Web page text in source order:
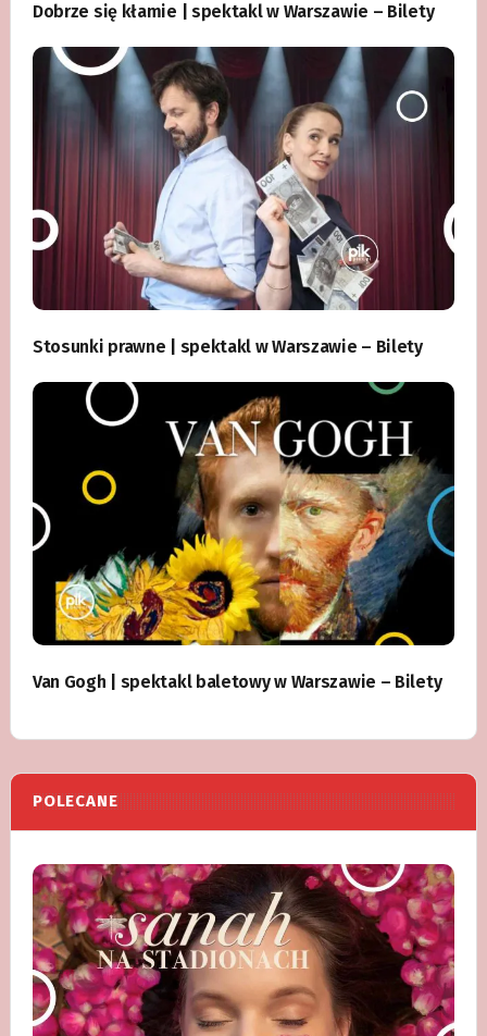
Dobrze się kłamie | spektakl w Warszawie – Bilety
Stosunki prawne | spektakl w Warszawie – Bilety
Van Gogh | spektakl baletowy w Warszawie – Bilety
POLECANE